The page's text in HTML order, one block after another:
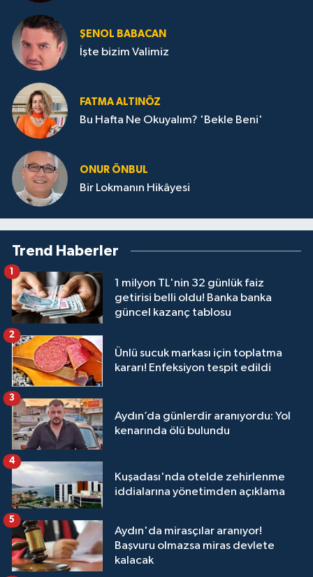
ŞENOL BABACAN
İşte bizim Valimiz
FATMA ALTINÖZ
Bu Hafta Ne Okuyalım? 'Bekle Beni'
ONUR ÖNBUL
Bir Lokmanın Hikâyesi
Trend Haberler
1 milyon TL'nin 32 günlük faiz
getirisi belli oldu! Banka banka
güncel kazanç tablosu
1
Ünlü sucuk markası için toplatma
kararı! Enfeksiyon tespit edildi
2
Aydın’da günlerdir aranıyordu: Yol
kenarında ölü bulundu
3
Kuşadası'nda otelde zehirlenme
iddialarına yönetimden açıklama
4
Aydın'da mirasçılar aranıyor!
Başvuru olmazsa miras devlete
kalacak
5